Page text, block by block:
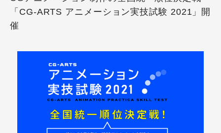
「CG-ARTS アニメーション実技試験 2021」開
催